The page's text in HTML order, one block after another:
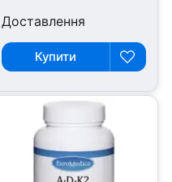
Доставлення
Купити